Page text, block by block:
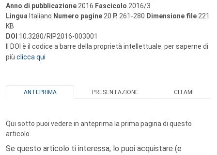
Anno di pubblicazione 2016 Fascicolo 2016/3
Lingua Italiano Numero pagine 20 P. 261-280 Dimensione file 221
KB
DOI 10.3280/RIP2016-003001
Il DOI è il codice a barre della proprietà intellettuale: per saperne di
più clicca qui
ANTEPRIMA PRESENTAZIONE CITAMI
Qui sotto puoi vedere in anteprima la prima pagina di questo
articolo.
Se questo articolo ti interessa, lo puoi acquistare (e